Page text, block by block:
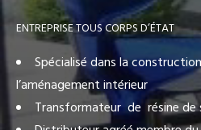
ENTREPRISE TOUS CORPS D’ÉTAT
Spécialisé dans la
l’aménagement intérieur
Transformateur de résine de